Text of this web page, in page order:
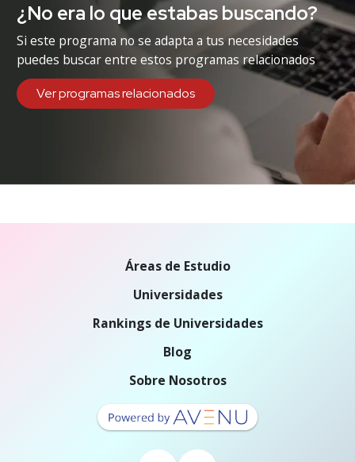
¿No era lo que estabas buscando?
Si este programa no se adapta a tus necesidades
puedes buscar entre estos programas relacionados
Ver programas relacionados
Áreas de Estudio
Universidades
Rankings de Universidades
Blog
Sobre Nosotros